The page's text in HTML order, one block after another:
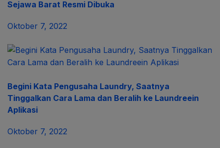
Sejawa Barat Resmi Dibuka
Oktober 7, 2022
Begini Kata Pengusaha Laundry, Saatnya
Tinggalkan Cara Lama dan Beralih ke Laundreein
Aplikasi
Oktober 7, 2022